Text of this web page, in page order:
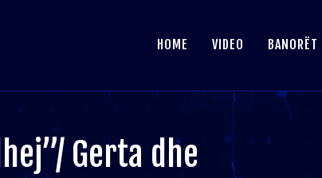
HOME VIDEO BANORËT
Gerta dhe